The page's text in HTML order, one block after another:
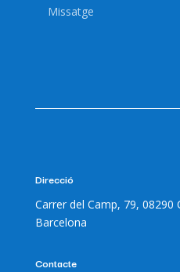
Direcció
Carrer del Camp, 79, 08290
Barcelona
Contacte